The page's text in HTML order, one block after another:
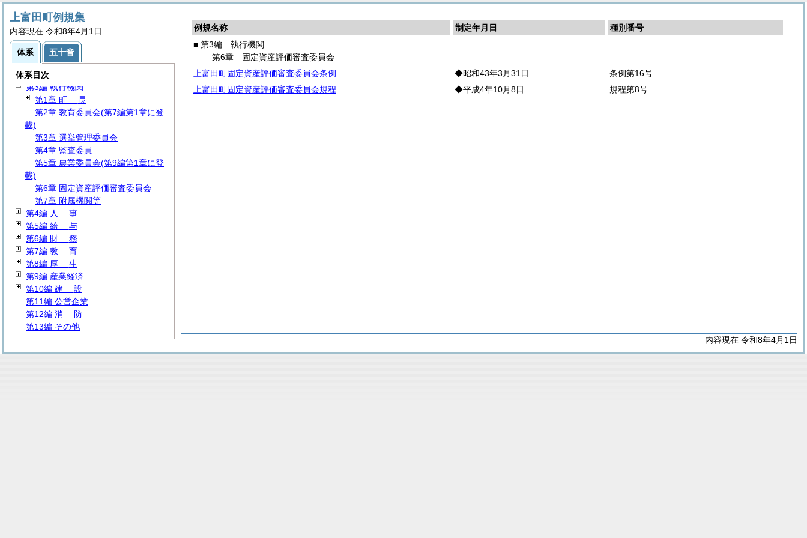
例規名称 制定年月日
種別番号
■ 第3編 執行機関
第6章 固定資産評価審査委員会
上富田町固定資産評価審査委員会条例
◆昭和43年3月31日
条例第16号
上富田町固定資産評価審査委員会規程
◆平成4年10月8日 規程第8号
内容現在 令和8年4月1日
上富田町例規集
内容現在 令和8年4月1日
体系 五十音
体系目次
第1編総規
第2編
第3編 執行機関
第1章 町 長
第2章 教育委員会(第7編第1章に登
載)
第3章 選挙管理委員会
第4章 監査委員
第5章 農業委員会(第9編第1章に登
載)
第6章 固定資産評価審査委員会
第7章 附属機関等
第4編 人 事
第5編 給 与
第6編 財 務
第7編 教 育
第8編 厚 生
第9編 産業経済
第10編 建 設
第11編 公営企業
第12編 消 防
第13編 その他